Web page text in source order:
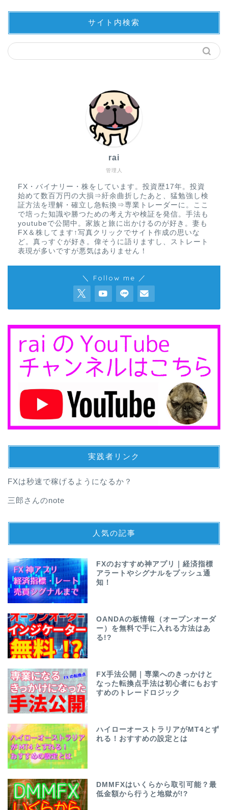
サイト内検索
管理人
rai
FX・バイナリー・株をしています。投資歴17年。投資
始めて数百万円の大損⇒紆余曲折したあと、猛勉強し検
証方法を理解・確立し急転換⇒専業トレーダーに。ここ
で培った知識や勝つための考え方や検証を発信。手法も
youtubeで公開中。家族と旅に出かけるのが好き。妻も
FX＆株してます↑写真クリックでサイト作成の思いな
ど。真っすぐが好き。偉そうに語りますし、ストレート
表現が多いですが悪気はありません！
＼ Follow me ／
実践者リンク
FXは秒速で稼げるようになるか？
三郎さんのnote
人気の記事
FXのおすすめ神アプリ｜経済指標
アラートやシグナルをプッシュ通
知！
OANDAの板情報（オープンオーダ
ー）を無料で手に入れる方法はあ
る!?
FX手法公開｜専業へのきっかけと
なった転換点手法は初心者にもおす
すめのトレードロジック
ハイローオーストラリアがMT4とず
れる！おすすめの設定とは
DMMFXはいくらから取引可能？最
低金額から行うと地獄が!?